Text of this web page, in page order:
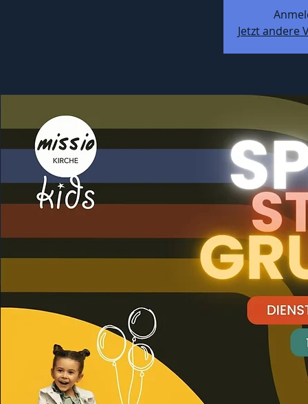
Jetzt andere